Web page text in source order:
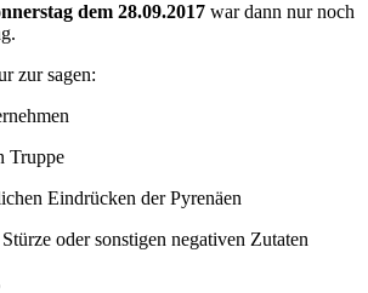
dem 28.09.2017 war dann nur noch
zur sagen:
Eindrücken der Pyrenäen
oder sonstigen negativen Zutaten